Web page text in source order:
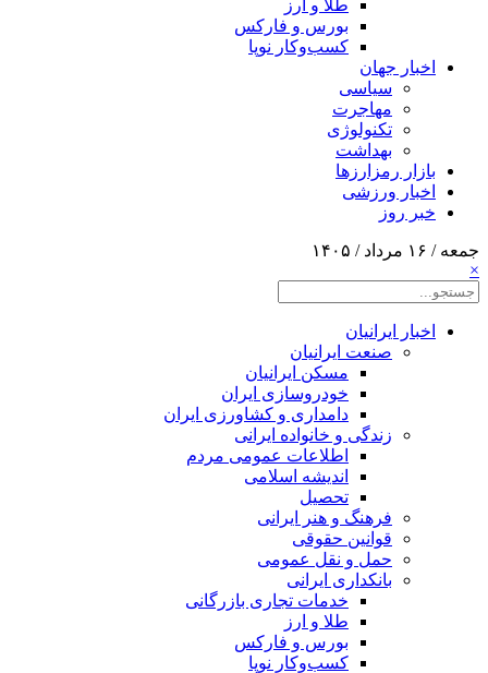
طلا و ارز
بورس و فارکس
کسب‌وکار نوپا
اخبار جهان
سیاسی
مهاجرت
تکنولوژی
بهداشت
بازار رمزارزها
اخبار ورزشی
خبر روز
جمعه / ۱۶ مرداد / ۱۴۰۵
×
اخبار ایرانیان
صنعت ایرانیان
مسکن ایرانیان
خودروسازی ایران
دامداری و کشاورزی ایران
زندگی و خانواده ایرانی
اطلاعات عمومی مردم
اندیشه اسلامی
تحصیل
فرهنگ و هنر ایرانی
قوانین حقوقی
حمل و نقل عمومی
بانکداری ایرانی
خدمات تجاری بازرگانی
طلا و ارز
بورس و فارکس
کسب‌وکار نوپا